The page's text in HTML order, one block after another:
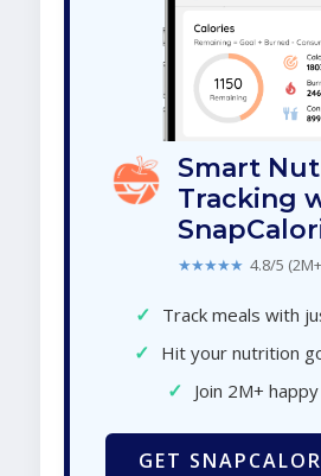
Smart
Tracking
★★★★★ 4.8/5
✓ Track meals with
✓ Hit your nutrition
✓ Join 2M+
GET